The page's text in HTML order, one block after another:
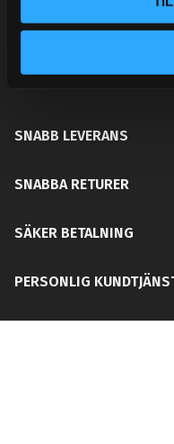
ditt chassi,
säkerhetsutrustning.
mångårig erfarenhet
att din plånboken blir
SNABB LEVERANS
SNABBA RETURER
SÄKER BETALNING
PERSONLIG